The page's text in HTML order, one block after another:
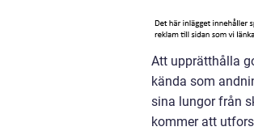
Att upprätthålla
kända som
sina lungor från
kommer att